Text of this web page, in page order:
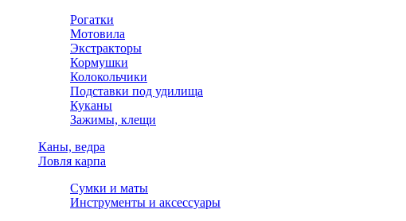
Рогатки
Мотовила
Экстракторы
Кормушки
Колокольчики
Подставки под удилища
Куканы
Зажимы, клещи
Каны, ведра
Ловля карпа
Сумки и маты
Инструменты и аксессуары